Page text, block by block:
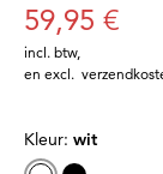
59,95 €
incl. btw,
en excl.
Kleur: wit